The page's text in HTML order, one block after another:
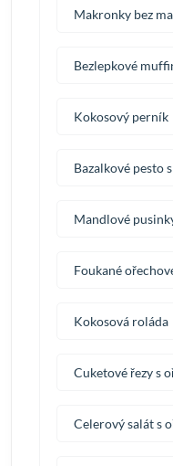
Makronky bez
Bezlepkové
Kokosový perník
Bazalkové pesto
Mandlové
Foukané
Kokosová roláda
Cuketové řezy s
Celerový salát s